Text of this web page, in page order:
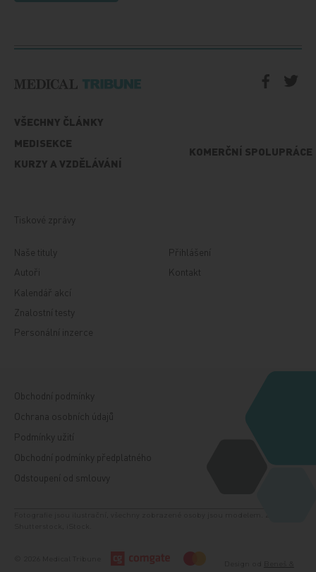
VŠECHNY ČLÁNKY
MEDISEKCE
KURZY A VZDĚLÁVÁNÍ
KOMERČNÍ SPOLUPRÁCE
Tiskové zprávy
Naše tituly
Autoři
Kalendář akcí
Znalostní testy
Personální inzerce
Přihlášení
Kontakt
Obchodní podmínky
Ochrana osobních údajů
Podmínky užití
Obchodní podmínky předplatného
Odstoupení od smlouvy